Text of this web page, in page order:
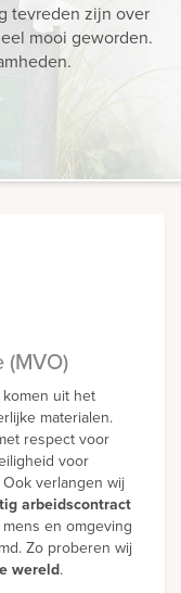
tevreden zijn over
mooi geworden.
uit het
materialen.
respect voor
voor
verlangen wij
arbeidscontract
en omgeving
Zo proberen wij
wereld.